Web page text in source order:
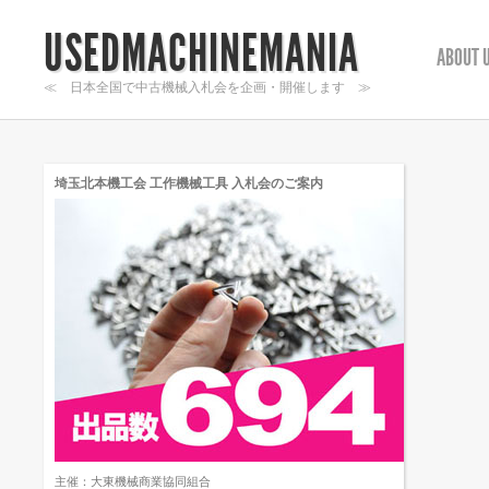
USEDMACHINEMANIA
≪ 日本全国で中古機械入札会を企画・開催します ≫
ABOUT
埼玉北本機工会 工作機械工具 入札会のご案内
主催：大東機械商業協同組合